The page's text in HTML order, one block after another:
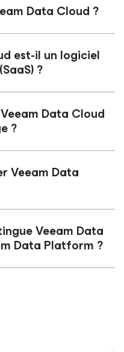
Data Cloud ?
est-il un logiciel
?
Data Cloud
?
Veeam Data
Veeam Data
Data Platform ?